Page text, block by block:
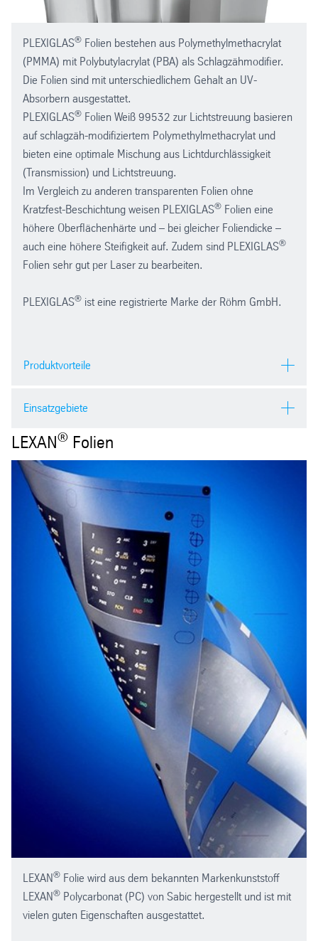
PLEXIGLAS® Folien bestehen aus Polymethylmethacrylat
(PMMA) mit Polybutylacrylat (PBA) als Schlagzähmodifier.
Die Folien sind mit unterschiedlichem Gehalt an UV-
Absorbern ausgestattet.
PLEXIGLAS® Folien Weiß 99532 zur Lichtstreuung basieren
auf schlagzäh-modifiziertem Polymethylmethacrylat und
bieten eine optimale Mischung aus Lichtdurchlässigkeit
(Transmission) und Lichtstreuung.
Im Vergleich zu anderen transparenten Folien ohne
Kratzfest-Beschichtung weisen PLEXIGLAS® Folien eine
höhere Oberflächenhärte und – bei gleicher Foliendicke –
auch eine höhere Steifigkeit auf. Zudem sind PLEXIGLAS®
Folien sehr gut per Laser zu bearbeiten.
PLEXIGLAS® ist eine registrierte Marke der Röhm GmbH.
Produktvorteile
witterungsbeständig
UV-absorbierend
kratzfest (Bleistifthärte bis 2 H)
absolut farblos
gute Umformbarkeit
gute Bedruckbarkeit (Sieb-, Digital-, Tiefdruck)
Einsatzgebiete
Blenden
Skalen
Ziffernblätter
Abdeckungen
Datenträger
Werbedisplays
Verglasungen
Lichtleitung
Display-Ausleuchtung
LEXAN® Folien
LEXAN® Folie wird aus dem bekannten Markenkunststoff
LEXAN® Polycarbonat (PC) von Sabic hergestellt und ist mit
vielen guten Eigenschaften ausgestattet.